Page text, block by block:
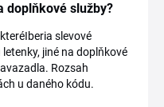
doplňkové služby?
slevové
jiné na doplňkové
Rozsah
u daného kódu.